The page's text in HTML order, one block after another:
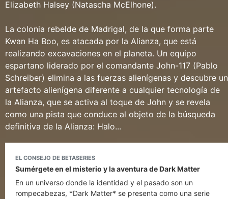
Elizabeth Halsey (Natascha McElhone).
La colonia rebelde de Madrigal, de la que forma parte
Kwan Ha Boo, es atacada por la Alianza, que está
realizando excavaciones en el planeta. Un equipo
espartano liderado por el comandante John-117 (Pablo
Schreiber) elimina a las fuerzas alienígenas y descubre un
artefacto alienígena diferente a cualquier tecnología de
la Alianza, que se activa al toque de John y se revela
como una pista que conduce al objeto de la búsqueda
definitiva de la Alianza: Halo...
EL CONSEJO DE BETASERIES
Sumérgete en el misterio y la aventura de Dark Matter
En un universo donde la identidad y el pasado son un
rompecabezas, *Dark Matter* se presenta como una serie